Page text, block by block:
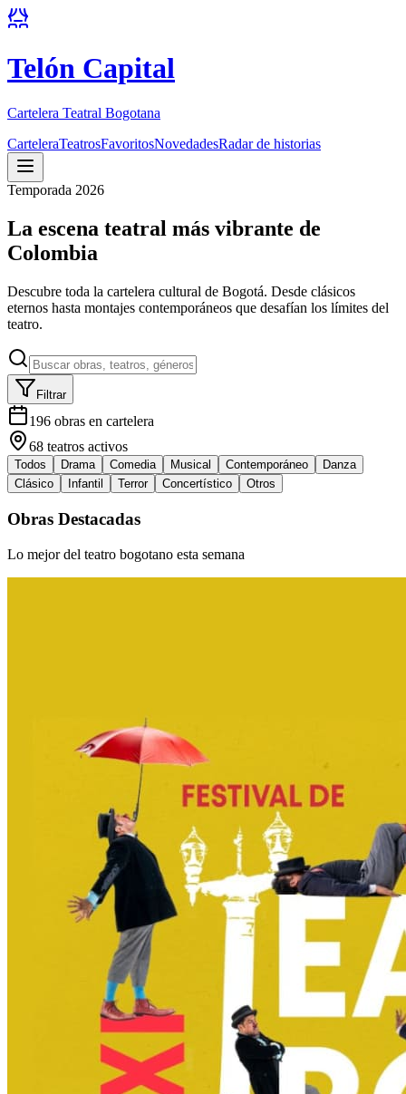
Telón Capital
Cartelera Teatral Bogotana
CarteleraTeatrosFavoritosNovedadesRadar de historias
Temporada 2026
La escena teatral más vibrante de
Colombia
Descubre toda la cartelera cultural de Bogotá. Desde clásicos
eternos hasta montajes contemporáneos que desafían los límites del
teatro.
Filtrar
196 obras en cartelera
68 teatros activos
Todos Drama Comedia Musical Contemporáneo
Danza
Clásico
Infantil Terror Concertístico Otros
Obras Destacadas
Lo mejor del teatro bogotano esta semana